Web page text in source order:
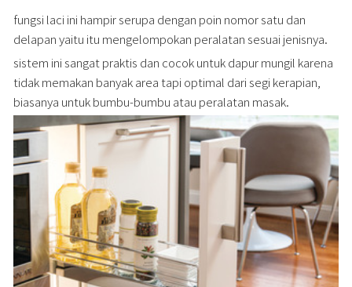
fungsi laci ini hampir serupa dengan poin nomor satu dan
delapan yaitu itu mengelompokan peralatan sesuai jenisnya.
sistem ini sangat praktis dan cocok untuk dapur mungil karena
tidak memakan banyak area tapi optimal dari segi kerapian,
biasanya untuk bumbu-bumbu atau peralatan masak.